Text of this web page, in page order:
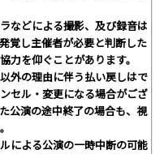
などによる撮影、及び録音は
覚し主催者が必要と判断した
力を仰ぐことがあります。
外の理由に伴う払い戻しはで
セル・変更になる場合がござ
公演の途中終了の場合も、視
による公演の一時中断の可能